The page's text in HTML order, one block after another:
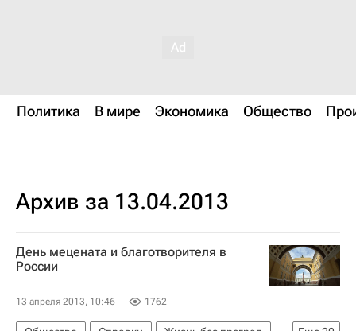
Политика В мире Экономика Общество
Архив за 13.04.2013
День мецената и благотворителя в
России
13 апреля 2013, 10:46 1762